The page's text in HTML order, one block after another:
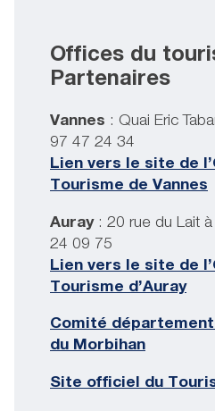
Offices du
Partenaires
Vannes : Quai Eric
97 47 24 34
Lien vers le site de
Tourisme de Vannes
Auray: 20 rue du Lait à
24 09 75
Lien vers le site de
Tourisme d’Auray
Comité
du Morbihan
Site officiel du